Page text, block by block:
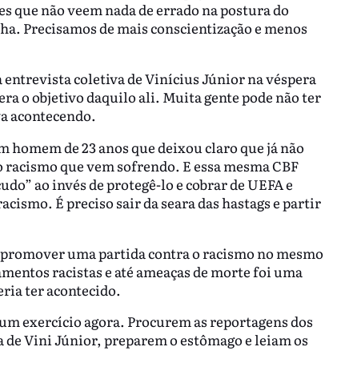
que não veem nada de errado na postura do
Precisamos de mais conscientização e menos
entrevista coletiva de Vinícius Júnior na véspera
o objetivo daquilo ali. Muita gente pode não ter
acontecendo.
homem de 23 anos que deixou claro que já não
que vem sofrendo. E essa mesma CBF
ao invés de protegê-lo e cobrar de UEFA e
É preciso sair da seara das hastags e partir
uma partida contra o racismo no mesmo
racistas e até ameaças de morte foi uma
ter acontecido.
exercício agora. Procurem as reportagens dos
Vini Júnior, preparem o estômago e leiam os